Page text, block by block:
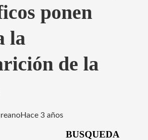
ponen
la
de la
Hace 3 años
BUSQUEDA